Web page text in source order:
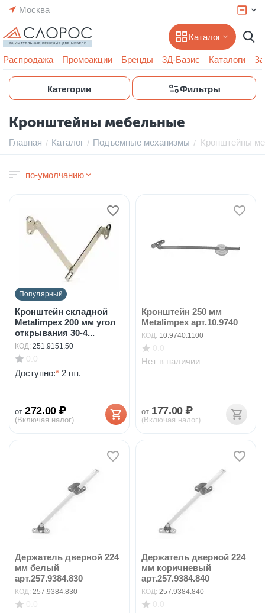
Москва
Каталог
Распродажа Промоакции Бренды 3Д-Базис Каталоги
Категории Фильтры
Кронштейны мебельные
Главная / Каталог / Подъемные механизмы / Кронштейны
по-умолчанию
Популярный
Кронштейн складной
Metalimpex 200 мм угол
открывания 30-4...
КОД: 251.9151.50
0.0
Доступно:* 2 шт.
от 272.00 ₽
(Включая налог)
Кронштейн 250 мм
Metalimpex арт.10.9740
КОД: 10.9740.1100
Нет в наличии
от 177.00 ₽
(Включая налог)
Держатель дверной 224
мм белый
арт.257.9384.830
КОД: 257.9384.830
Держатель дверной 224
мм коричневый
арт.257.9384.840
КОД: 257.9384.840